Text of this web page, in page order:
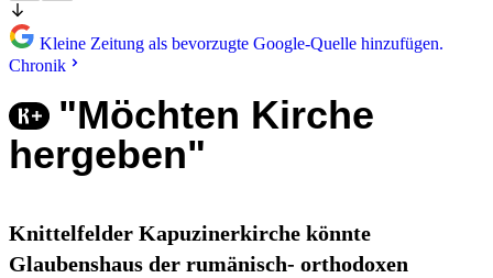
Kleine Zeitung als bevorzugte Google-Quelle hinzufügen.
Chronik
"Möchten Kirche
hergeben"
Knittelfelder Kapuzinerkirche könnte
Glaubenshaus der rumänisch- orthodoxen